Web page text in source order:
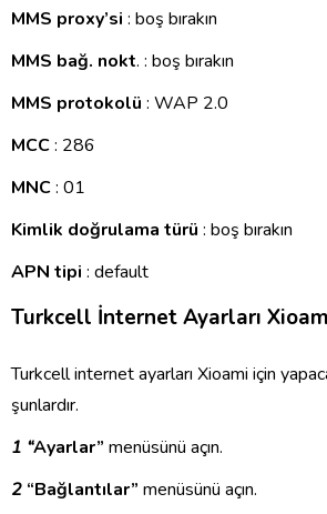
MMS proxy’si : boş bırakın
MMS bağ. nokt. : boş bırakın
MMS protokolü : WAP 2.0
MCC: 286
MNC: 01
Kimlik doğrulama türü : boş bırakın
APN tipi : default
Turkcell İnternet Ayarları
Turkcell internet ayarları Xioami için
şunlardır.
1 “Ayarlar” menüsünü açın.
2 “Bağlantılar” menüsünü açın.